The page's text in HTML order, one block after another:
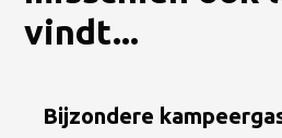
vindt...
Bijzondere